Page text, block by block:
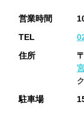
営業時間
TEL
住所
駐車場